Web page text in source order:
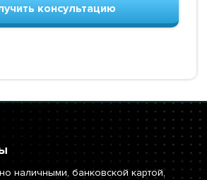
консультацию
наличными, банковской картой,